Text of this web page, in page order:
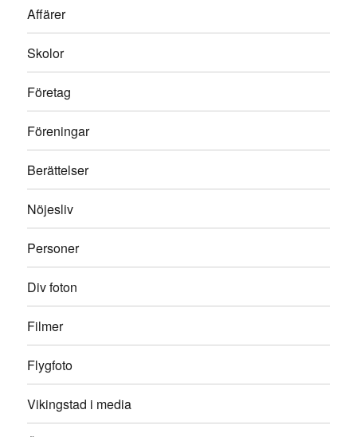
Affärer
Skolor
Företag
Föreningar
Berättelser
Nöjesliv
Personer
Div foton
Filmer
Flygfoto
Vikingstad i media